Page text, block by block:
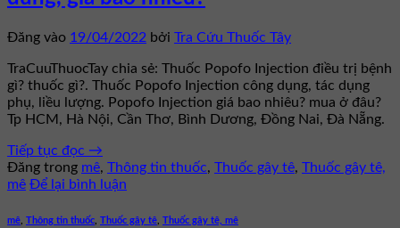
Đăng vào 19/04/2022 bởi Tra Cứu Thuốc Tây
TraCuuThuocTay chia sẻ: Thuốc Popofo Injection điều trị bệnh
gì? thuốc gì?. Thuốc Popofo Injection công dụng, tác dụng
phụ, liều lượng. Popofo Injection giá bao nhiêu? mua ở đâu?
Tp HCM, Hà Nội, Cần Thơ, Bình Dương, Đồng Nai, Đà Nẵng.
Tiếp tục đọc →
Đăng trong mê, Thông tin thuốc, Thuốc gây tê, Thuốc gây tê,
mê Để lại bình luận
mê, Thông tin thuốc, Thuốc gây tê, Thuốc gây tê, mê